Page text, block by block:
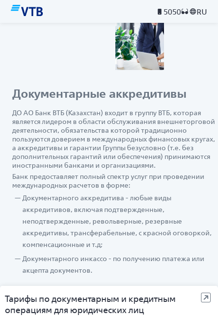
5050 RU
Документарные аккредитивы
ДО АО Банк ВТБ (Казахстан) входит в группу ВТБ, которая
является лидером в области обслуживания внешнеторговой
деятельности, обязательства которой традиционно
пользуются доверием в международных финансовых кругах,
а аккредитивы и гарантии Группы безусловно (т.е. без
дополнительных гарантий или обеспечения) принимаются
иностранными банками и организациями.
Банк предоставляет полный спектр услуг при проведении
международных расчетов в форме:
Документарного аккредитива - любые виды
аккредитивов, включая подтвержденные,
неподтвержденные, револьверные, резервные
аккредитивы, трансферабельные, с красной оговоркой,
компенсационные и т.д;
Документарного инкассо - по получению платежа или
акцепта документов.
Тарифы по документарным и кредитным
операциям для юридических лиц